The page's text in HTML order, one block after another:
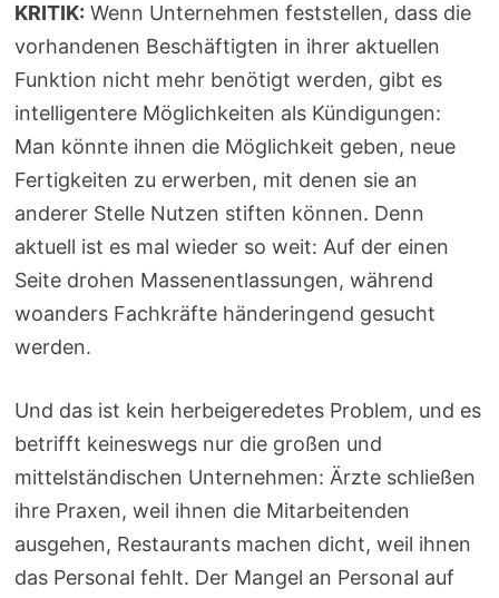
KRITIK: Wenn Unternehmen feststellen, dass die
vorhandenen Beschäftigten in ihrer aktuellen
Funktion nicht mehr benötigt werden, gibt es
intelligentere Möglichkeiten als Kündigungen:
Man könnte ihnen die Möglichkeit geben, neue
Fertigkeiten zu erwerben, mit denen sie an
anderer Stelle Nutzen stiften können. Denn
aktuell ist es mal wieder so weit: Auf der einen
Seite drohen Massenentlassungen, während
woanders Fachkräfte händeringend gesucht
werden.
Und das ist kein herbeigeredetes Problem, und es
betrifft keineswegs nur die großen und
mittelständischen Unternehmen: Ärzte schließen
ihre Praxen, weil ihnen die Mitarbeitenden
ausgehen, Restaurants machen dicht, weil ihnen
das Personal fehlt. Der Mangel an Personal auf